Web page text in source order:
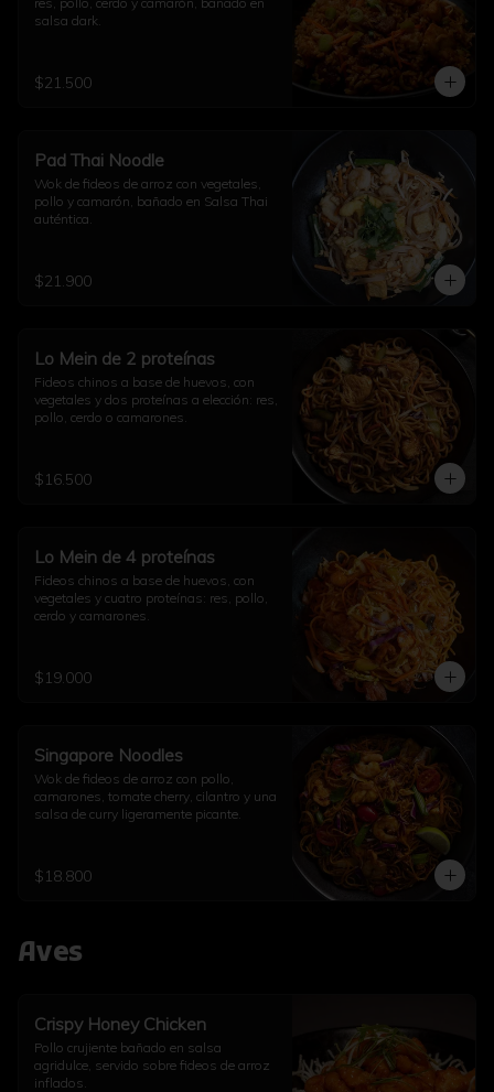
salsa dark.
$21.500
Pad Thai Noodle
Wok de fideos de arroz con vegetales,
pollo y camarón, bañado en Salsa Thai
auténtica.
$21.900
Lo Mein de 2 proteínas
Fideos chinos a base de huevos, con
vegetales y dos proteínas a elección: res,
pollo, cerdo o camarones.
$16.500
Lo Mein de 4 proteínas
Fideos chinos a base de huevos, con
vegetales y cuatro proteínas: res, pollo,
cerdo y camarones.
$19.000
Singapore Noodles
Wok de fideos de arroz con pollo,
camarones, tomate cherry, cilantro y una
salsa de curry ligeramente picante.
$18.800
Aves
Crispy Honey Chicken
Pollo crujiente bañado en salsa
agridulce, servido sobre fideos de arroz
inflados.